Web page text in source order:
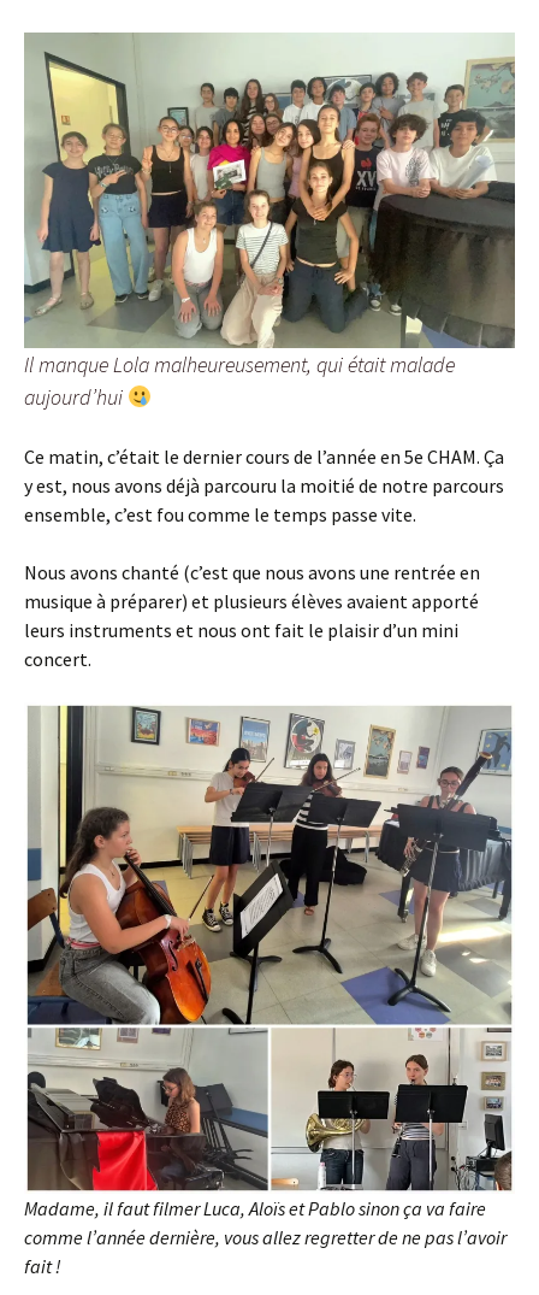
Il manque Lola malheureusement, qui était malade
aujourd’hui
Ce matin, c’était le dernier cours de l’année en 5e CHAM. Ça
y est, nous avons déjà parcouru la moitié de notre parcours
ensemble, c’est fou comme le temps passe vite.
Nous avons chanté (c’est que nous avons une rentrée en
musique à préparer) et plusieurs élèves avaient apporté
leurs instruments et nous ont fait le plaisir d’un mini
concert.
Madame, il faut filmer Luca, Aloïs et Pablo sinon ça va faire
comme l’année dernière, vous allez regretter de ne pas l’avoir
fait !